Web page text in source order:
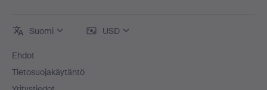
Suomi USD
Ehdot
Tietosuojakäytäntö